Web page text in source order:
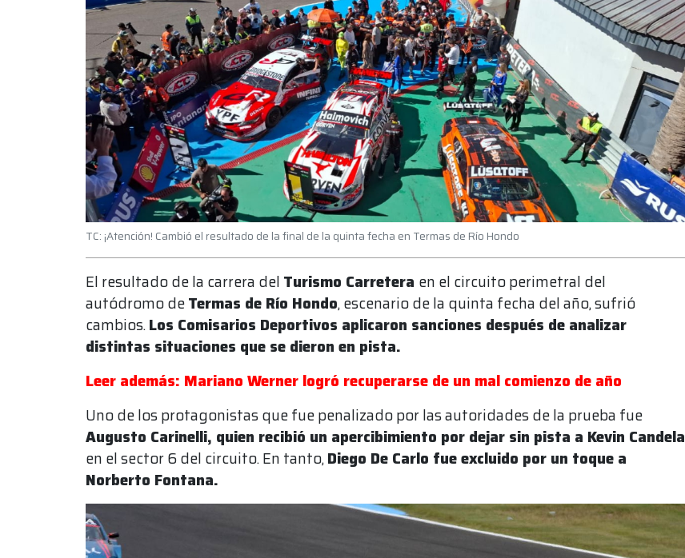
TC: ¡Atención! Cambió el resultado de la final de la quinta fecha en Termas de Río Hondo
El resultado de la carrera del Turismo Carretera en el circuito perimetral del
autódromo deTermas de Río Hondo, escenario de la quinta fecha del año, sufrió
cambios.Los Comisarios Deportivos aplicaron sanciones después de analizar
distintas situaciones que se dieron en pista.
Leer además: Mariano Werner logró recuperarse de un mal comienzo de año
Uno de los protagonistas que fue penalizado por las autoridades de la prueba fue
Augusto Carinelli, quien recibió un apercibimiento por dejar sin pista a Kevin Candela
en el sector 6 del circuito. En tanto,Diego De Carlo fue excluido por un toque a
Norberto Fontana.